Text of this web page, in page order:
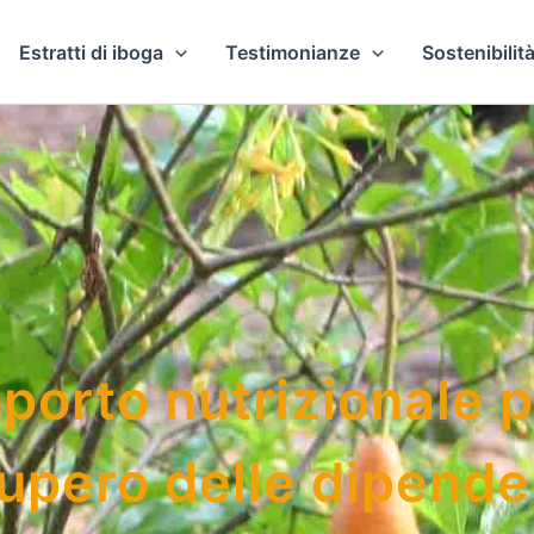
Estratti di iboga Testimonianze
nutrizionale
delle